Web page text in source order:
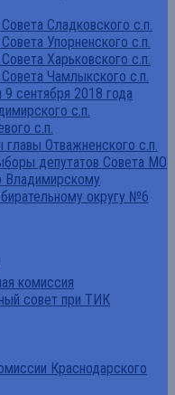
Сладковского с.п.
Упорненского с.п.
Харьковского с.п.
Чамлыкского с.п.
сентября 2018 года
с.п.
с.п.
Отважненского с.п.
депутатов Совета МО
Владимирскому
округу №6
комиссия
совет при ТИК
Краснодарского